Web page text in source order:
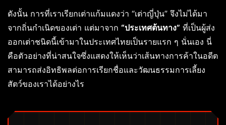
ดังนั้น การที่เราเรียกเต่าแก้มแดงว่า “เต่าญี่ปุ่น” จึงไม่ได้มา
จากถิ่นกำเนิดของเต่า แต่มาจาก “ประเทศต้นทาง” ที่เป็นผู้ส่ง
ออกเต่าชนิดนี้เข้ามาในประเทศไทยเป็นรายแรก ๆ นั่นเอง นี่
คือตัวอย่างที่น่าสนใจซึ่งแสดงให้เห็นว่าเส้นทางการค้าในอดีต
สามารถส่งอิทธิพลต่อการเรียกชื่อและวัฒนธรรมการเลี้ยง
สัตว์ของเราได้อย่างไร